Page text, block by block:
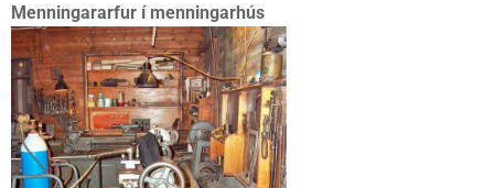
Menningararfur í menningarhús